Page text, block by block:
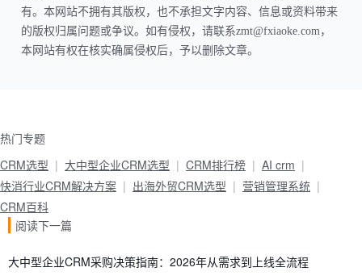
有。本网站不拥有其版权，也不承担文字内容、信息或资料带来
的版权归属问题或争议。如有侵权，请联系zmt@fxiaoke.com，
本网站有权在核实确属侵权后，予以删除文章。
热门专题
CRM选型
大中型企业CRM选型 CRM排行榜
AI crm
快消行业CRM解决方案
出海外贸CRM选型
营销管理系统
CRM百科
阅读下一篇
大中型企业CRM采购决策指南：2026年从需求到上线全流程